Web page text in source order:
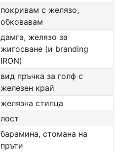
покривам с желязо,
обковавам
дамга, желязо за
жигосване (и branding
IRON)
вид пръчка за голф с
железен край
желязна стипца
лост
барамина, стомана на
пръти